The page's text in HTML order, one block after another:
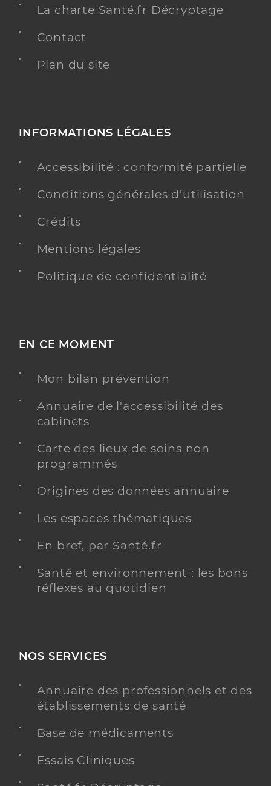
La charte Santé.fr Décryptage
Contact
Plan du site
INFORMATIONS LÉGALES
Accessibilité : conformité partielle
Conditions générales d'utilisation
Crédits
Mentions légales
Politique de confidentialité
EN CE MOMENT
Mon bilan prévention
Annuaire de l'accessibilité des
cabinets
Carte des lieux de soins non
programmés
Origines des données annuaire
Les espaces thématiques
En bref, par Santé.fr
Santé et environnement : les bons
réflexes au quotidien
NOS SERVICES
Annuaire des professionnels et des
établissements de santé
Base de médicaments
Essais Cliniques